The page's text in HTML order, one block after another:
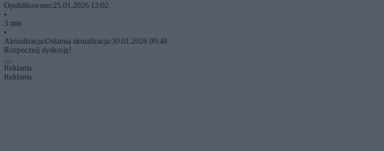
Opublikowano:25.01.2026 12:02
•
3 min
•
Aktualizacja:Ostatnia aktualizacja:30.01.2026 09:48
Rozpocznij dyskusję!
Reklama
Reklama